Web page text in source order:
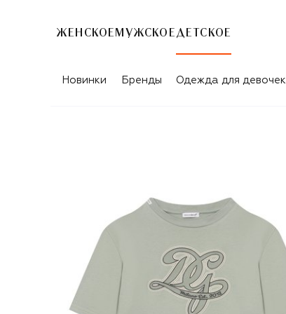
ЖЕНСКОЕ МУЖСКОЕ ДЕТСКОЕ
Новинки Бренды Одежда для девочек